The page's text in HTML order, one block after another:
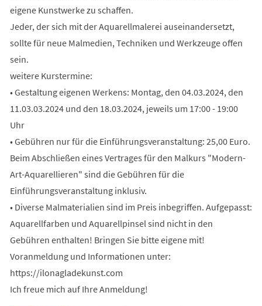
eigene Kunstwerke zu schaffen.
Jeder, der sich mit der Aquarellmalerei auseinandersetzt,
sollte für neue Malmedien, Techniken und Werkzeuge offen
sein.
weitere Kurstermine:
• Gestaltung eigenen Werkens: Montag, den 04.03.2024, den
11.03.03.2024 und den 18.03.2024, jeweils um 17:00 - 19:00
Uhr
• Gebühren nur für die Einführungsveranstaltung: 25,00 Euro.
Beim Abschließen eines Vertrages für den Malkurs "Modern-
Art-Aquarellieren" sind die Gebühren für die
Einführungsveranstaltung inklusiv.
• Diverse Malmaterialien sind im Preis inbegriffen. Aufgepasst:
Aquarellfarben und Aquarellpinsel sind nicht in den
Gebühren enthalten! Bringen Sie bitte eigene mit!
Voranmeldung und Informationen unter:
https://ilonagladekunst.com
Ich freue mich auf Ihre Anmeldung!